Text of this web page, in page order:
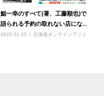
鮨一幸のすべて(著、工藤順也)で
語られる予約の取れない店にな...
2022.01.25 北海道オンラインアジト